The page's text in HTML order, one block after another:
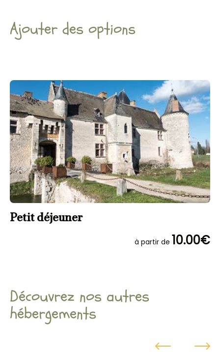
Ajouter des options
Petit déjeuner
à partir de 10.00€
Découvrez nos autres
hébergements